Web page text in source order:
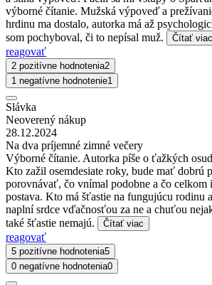
výborné čítanie. Mužská výpoveď a
hrdinu ma dostalo, autorka má až
som pochyboval, či to nepísal muž.
Čítať viac
reagovať
2 pozitívne hodnotenia2
1 negatívne hodnotenie1
Slávka
Neoverený nákup
28.12.2024
Na dva príjemné zimné večery
Výborné čítanie. Autorka píše o ťažkých
Kto zažil osemdesiate roky, bude mať dobrú
porovnávať, čo vnímal podobne a čo celkom
postava. Kto má šťastie na fungujúcu rodinu
naplní srdce vďačnosťou za ne a chuťou
také šťastie nemajú.
Čítať viac
reagovať
5 pozitívne hodnotenia5
0 negatívne hodnotenia0